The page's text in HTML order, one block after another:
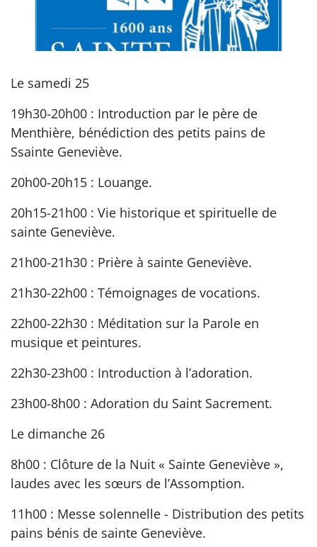
Le samedi 25
19h30-20h00 : Introduction par le père de
Menthière, bénédiction des petits pains de
Ssainte Geneviève.
20h00-20h15 : Louange.
20h15-21h00 : Vie historique et spirituelle de
sainte Geneviève.
21h00-21h30 : Prière à sainte Geneviève.
21h30-22h00 : Témoignages de vocations.
22h00-22h30 : Méditation sur la Parole en
musique et peintures.
22h30-23h00 : Introduction à l’adoration.
23h00-8h00 : Adoration du Saint Sacrement.
Le dimanche 26
8h00 : Clôture de la Nuit « Sainte Geneviève »,
laudes avec les sœurs de l’Assomption.
11h00 : Messe solennelle - Distribution des petits
pains bénis de sainte Geneviève.